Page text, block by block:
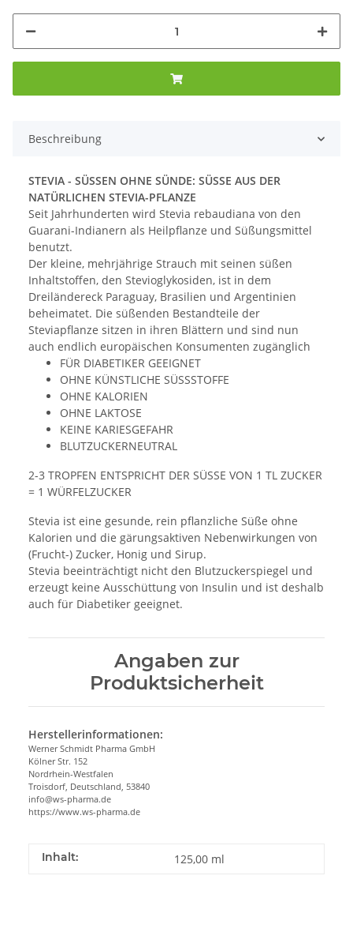
Beschreibung
STEVIA - SÜSSEN OHNE SÜNDE: SÜSSE AUS DER
NATÜRLICHEN STEVIA-PFLANZE
Seit Jahrhunderten wird Stevia rebaudiana von den
Guarani-Indianern als Heilpflanze und Süßungsmittel
benutzt.
Der kleine, mehrjährige Strauch mit seinen süßen
Inhaltstoffen, den Stevioglykosiden, ist in dem
Dreiländereck Paraguay, Brasilien und Argentinien
beheimatet. Die süßenden Bestandteile der
Steviapflanze sitzen in ihren Blättern und sind nun
auch endlich europäischen Konsumenten zugänglich
FÜR DIABETIKER GEEIGNET
OHNE KÜNSTLICHE SÜSSSTOFFE
OHNE KALORIEN
OHNE LAKTOSE
KEINE KARIESGEFAHR
BLUTZUCKERNEUTRAL
2-3 TROPFEN ENTSPRICHT DER SÜSSE VON 1 TL ZUCKER
= 1 WÜRFELZUCKER
Stevia ist eine gesunde, rein pflanzliche Süße ohne
Kalorien und die gärungsaktiven Nebenwirkungen von
(Frucht-) Zucker, Honig und Sirup.
Stevia beeinträchtigt nicht den Blutzuckerspiegel und
erzeugt keine Ausschüttung von Insulin und ist deshalb
auch für Diabetiker geeignet.
Angaben zur
Produktsicherheit
Herstellerinformationen:
Werner Schmidt Pharma GmbH
Kölner Str. 152
Nordrhein-Westfalen
Troisdorf, Deutschland, 53840
info@ws-pharma.de
https://www.ws-pharma.de
Inhalt: 125,00 ml